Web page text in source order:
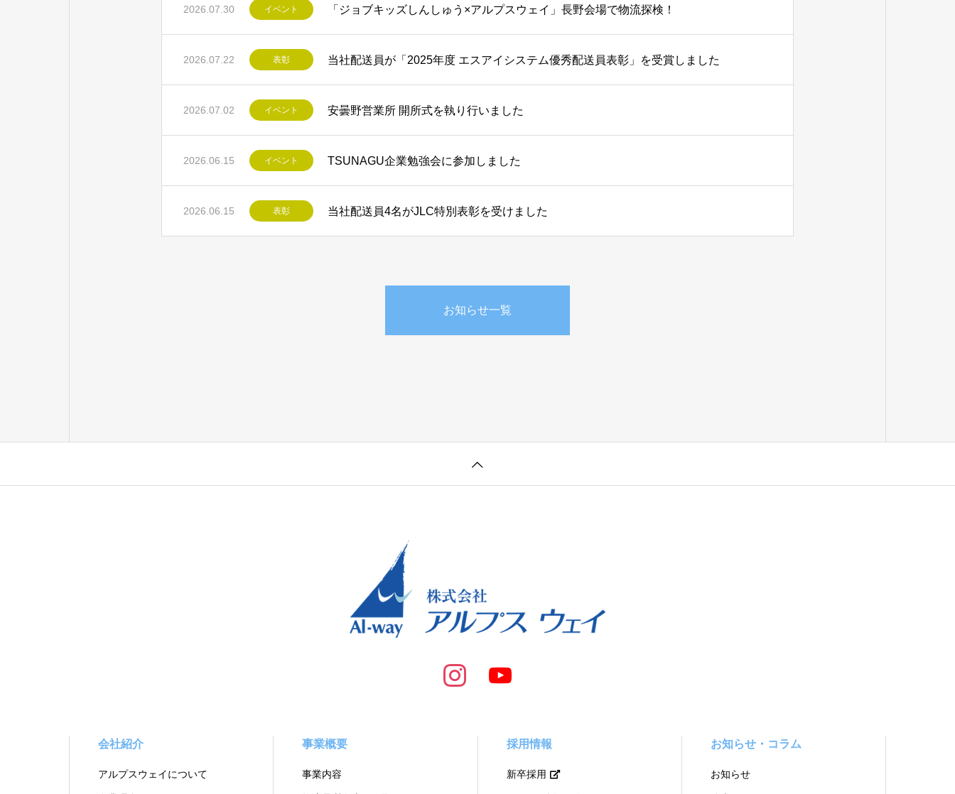
2026.07.30 イベント 「ジョブキッズしんしゅう×アルプスウェイ」長野会場で物流探検！
2026.07.22 表彰 当社配送員が「2025年度 エスアイシステム優秀配送員表彰」を受賞しました
2026.07.02 イベント 安曇野営業所 開所式を執り行いました
2026.06.15 イベント TSUNAGU企業勉強会に参加しました
2026.06.15 表彰 当社配送員4名がJLC特別表彰を受けました
お知らせ一覧
会社紹介
アルプスウェイについて
事業概要
事業内容
採用情報
新卒採用
お知らせ・コラム
お知らせ